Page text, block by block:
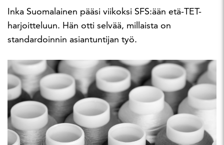
Inka Suomalainen pääsi viikoksi SFS:ään etä-TET-
harjoitteluun. Hän otti selvää, millaista on
standardoinnin asiantuntijan työ.